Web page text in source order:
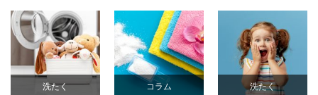
洗たく コラム 洗たく